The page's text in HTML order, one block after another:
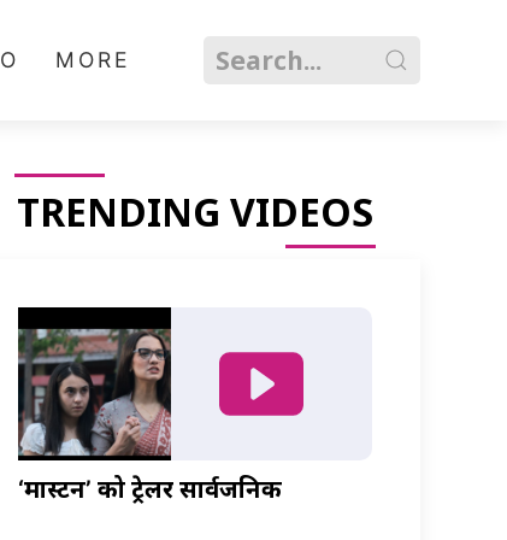
MORE
TRENDING VIDEOS
‘मास्टर्नी’ को ट्रेलर सार्वजनिक